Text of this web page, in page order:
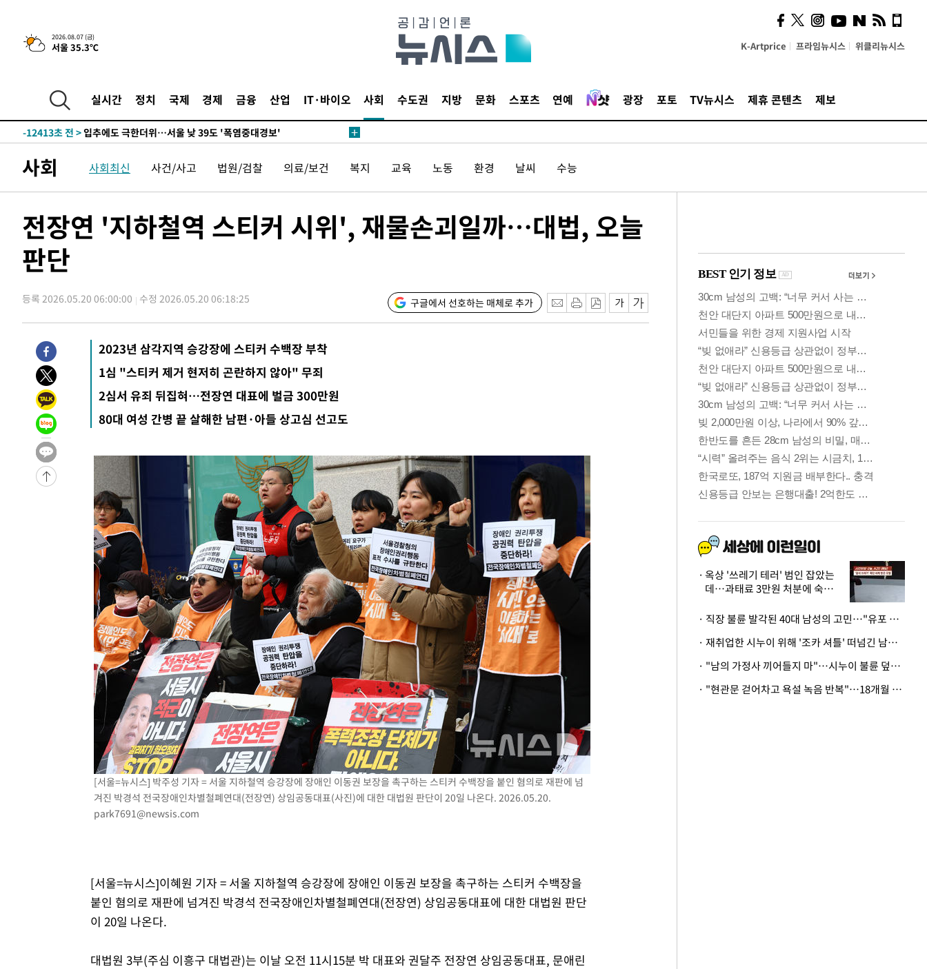
2026.08.07 (금)
서울 35.3℃ K-Artprice 프라임뉴시스 위클리뉴시스
실시간 정치 국제 경제 금융 산업 IT·바이오 사회 수도권 지방 문화 스포츠 연예 광장 포토 TV뉴시스 제휴 콘텐츠 제보
압수수색
-16200초 전 >[속보]원·달러 환율, 오전 9시 1423.8원
-15996초 전 >[속보]삼성전자·SK하이닉스 동반 강보합…1%대 상승 출발
-15950초 전 >
[속보]코스피, 6300선 재탈환…1.09% 오른 6365.07 개장
-13115초 전 >
태
-12413초 전 >입추에도 극한더위…서울 낮 39도 '폭염중대경보'
례 큰 폭발음
-6092초 전 >
[속보]美, 폴리실리콘 수입 규제…파생제품 15% 관세, 120일 후 발
-4243초 전 >[속보]트럼프, 美 원정출산 금지 행정명령 서명
-30696초 전 >[속보]국힘 윤리위, '돌려차기 발언' 진종오·서범수 징계 절차 개시
-26021초 전 >
25.3%↑
-23181초 전 >
-19647초 전 >민주 콩고 에볼라환자 4천명 돌파, 4053명 발생 1850명 사망
-18897초 전 >[속보]'300억원대 사기 혐의' 차가원 대표 구속 송치
-18091초 전 >
"미 전국적 살모네라 식중독 원인은 멕시코산 할라피뇨"-- CDC
-16604초 전 >
[속보]경찰·노동부, HL만도 평택사업장 끼임 사망 관련 압수수색
-16485초 전 >
압수수색
-16240초 전 >
[속보]원·달러 환율, 오전 9시 1423.8원
-16036초 전 >
[속보]삼성전자·SK하이닉스 동반 강보합…1%대 상승 출발
-16022초 전 >
-15990초 전 >
[속보]코스피, 6300선 재탈환…1.09% 오른 6365.07 개장
-13155초 전 >
시리아 다마스쿠스 교외에서 미니버스 폭발.. 14명 부상, 3명은 중
입추에도 극한더위…서울 낮 39도 '폭염중대경보'
이란, 호르무즈서 "적국 목표물들"과 대치로 남부 케슘섬에서 두차
[속보]美, 폴리실리콘 수입 규제…파생제품 15% 관세, 120일 후 발
[속보]트럼프, 美 원정출산 금지 행정명령 서명
[속보] 뉴욕증시, 일제 하락 마감…나스닥 0.06%↓
사회 사회최신 사건/사고 법원/검찰 의료/보건 복지 교육 노동 환경 날씨 수능
전장연 '지하철역 스티커 시위', 재물손괴일까…대법, 오늘
판단
등록 2026.05.20 06:00:00 수정 2026.05.20 06:18:25 구글에서 선호하는 매체로 추가
2023년 삼각지역 승강장에 스티커 수백장 부착
1심 "스티커 제거 현저히 곤란하지 않아" 무죄
2심서 유죄 뒤집혀…전장연 대표에 벌금 300만원
80대 여성 간병 끝 살해한 남편·아들 상고심 선고도
[서울=뉴시스] 박주성 기자 = 서울 지하철역 승강장에 장애인 이동권 보장을 촉구하는 스티커 수백장을 붙인 혐의로 재판에 넘
겨진 박경석 전국장애인차별철폐연대(전장연) 상임공동대표(사진)에 대한 대법원 판단이 20일 나온다. 2026.05.20.
park7691@newsis.com
[서울=뉴시스]이혜원 기자 = 서울 지하철역 승강장에 장애인 이동권 보장을 촉구하는 스티커 수백장을
붙인 혐의로 재판에 넘겨진 박경석 전국장애인차별철폐연대(전장연) 상임공동대표에 대한 대법원 판단
이 20일 나온다.
대법원 3부(주심 이흥구 대법관)는 이날 오전 11시15분 박 대표와 권달주 전장연 상임공동대표, 문애린
시, 스마트폰 액세서리에
NFC 더했다
옥상 '쓰레기 테러' 범인 잡았는
데…과태료 3만원 처분에 숙박업
· 직장 불륜 발각된 40대 남성의 고민…"유포 동료 명예훼손·협박죄 고소 가능할까"
· 재취업한 시누이 위해 '조카 셔틀' 떠넘긴 남편…아내 "난 못한다"
· "남의 가정사 끼어들지 마"…시누이 불륜 덮으려는 남편에 억울한 아내
· "현관문 걷어차고 욕설 녹음 반복"…18개월 아기 키우는 집 뒤흔든 '앞집의 비극'